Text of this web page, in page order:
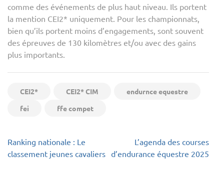
comme des événements de plus haut niveau. Ils portent
la mention CEI2* uniquement. Pour les championnats,
bien qu’ils portent moins d’engagements, sont souvent
des épreuves de 130 kilomètres et/ou avec des gains
plus importants.
CEI2* CEI2* CIM
endurnce equestre
fei
ffe compet
Navigation
de
Ranking nationale : Le
classement jeunes cavaliers
L’agenda des courses
d’endurance équestre 2025